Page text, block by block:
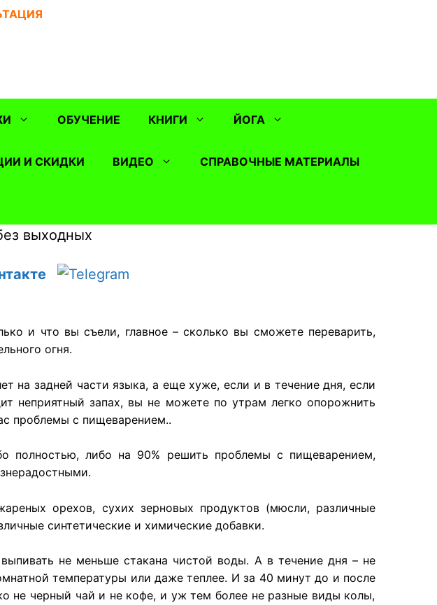
ОБУЧЕНИЕ КНИГИ ЙОГА
И СКИДКИ ВИДЕО СПРАВОЧНЫЕ МАТЕРИАЛЫ
выходных
и что вы съели, главное – сколько вы сможете переварить,
огня.
назадней части языка, а еще хуже, если и в течениедня, если
неприятный запах, вы не можетепо утрам легко опорожнить
проблемы с пищеварением..
полностью,либо на 90% решить проблемы с пищеварением,
орехов, сухих зерновых продуктов(мюсли, различные
синтетические и химические добавки.
выпивать не меньше стакана чистой воды. А в течениедня – не
температуры или дажетеплее. И за 40 минут до и после
не черный чай и не кофе, и уж тем болеене разные виды колы,